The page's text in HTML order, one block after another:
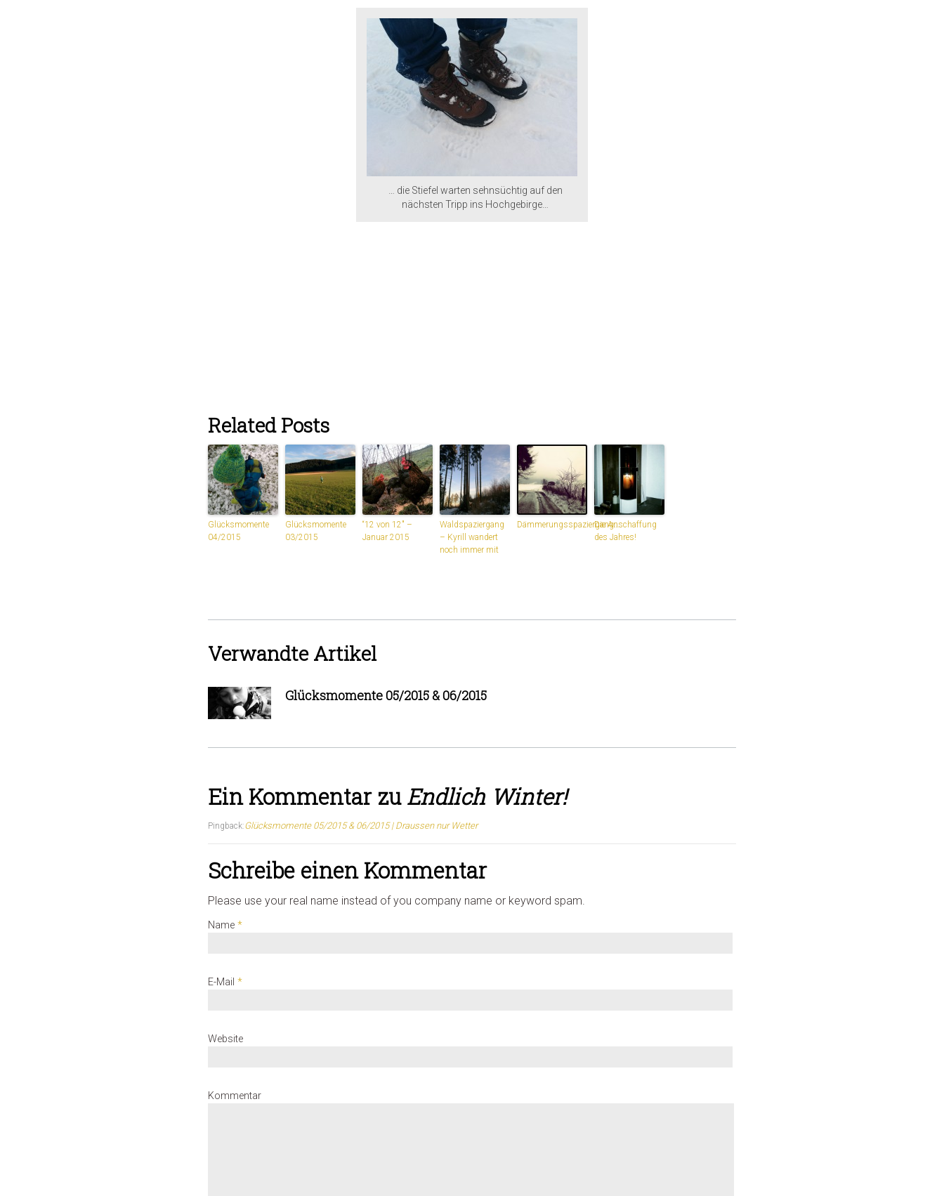
… die Stiefel warten sehnsüchtig auf den
nächsten Tripp ins Hochgebirge…
Related Posts
Glücksmomente
04/2015
Glücksmomente
03/2015
“12 von 12″ –
Januar 2015
Waldspaziergang
– Kyrill wandert
noch immer mit
Dämmerungsspaziergang…Die Anschaffung
des Jahres!
Verwandte Artikel
Glücksmomente 05/2015 & 06/2015
Ein Kommentar zu Endlich Winter!
Pingback:Glücksmomente 05/2015 & 06/2015 | Draussen nur Wetter
Schreibe einen Kommentar
Please use your real name instead of you company name or keyword spam.
Name *
E-Mail *
Website
Kommentar